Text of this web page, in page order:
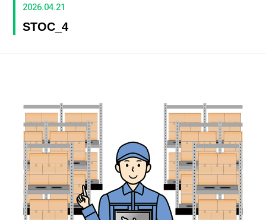
2026.04.21
STOC_4